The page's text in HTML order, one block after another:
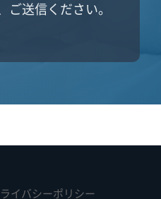
ご送信ください。
イバシーポリシー